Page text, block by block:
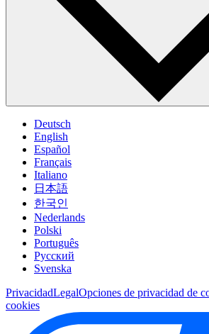
Deutsch
English
Español
Français
Italiano
日本語
한국인
Nederlands
Polski
Português
Pусский
Svenska
PrivacidadLegalOpciones de privacidad de
cookies